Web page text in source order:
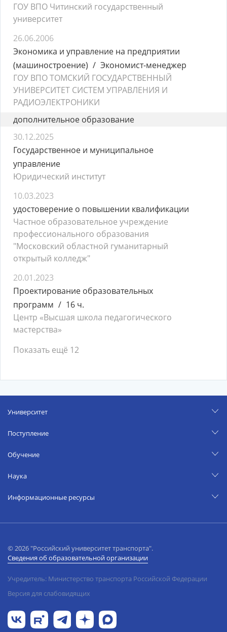
ГОУ ВПО Читинский государственный
университет
26.06.2006
Экономика и управление на предприятии
(машиностроение)
Экономист-менеджер
ГОУ ВПО ТОМСКИЙ ГОСУДАРСТВЕННЫЙ
УНИВЕРСИТЕТ СИСТЕМ УПРАВЛЕНИЯ И
РАДИОЭЛЕКТРОНИКИ
дополнительное образование
30.12.2025
Государственное и муниципальное
управление
Юридический институт
10.03.2023
удостоверение о повышении квалификации
Частное образовательное учреждение
профессионального образования
"Московский областной гуманитарный
открытый колледж"
20.01.2023
Проектирование образовательных
программ
16 ч.
Центр «Высшая школа педагогического
мастерства»
Показать ещё 12
Университет
Поступление
Обучение
Наука
Информационные ресурсы
© 2026 "Российский университет транспорта".
Сведения об образовательной организации
Учредитель: Министерство транспорта Российской Федерации
Версия для слабовидящих